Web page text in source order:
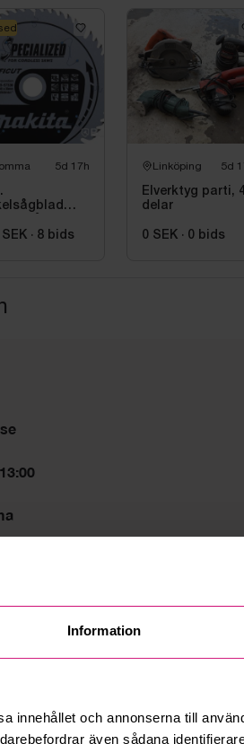
Information
innehållet och annonserna till
även sådana
5d 17h
· 8 bids
Linköping 5d
Elverktyg parti,
delar
0 SEK · 0 bids